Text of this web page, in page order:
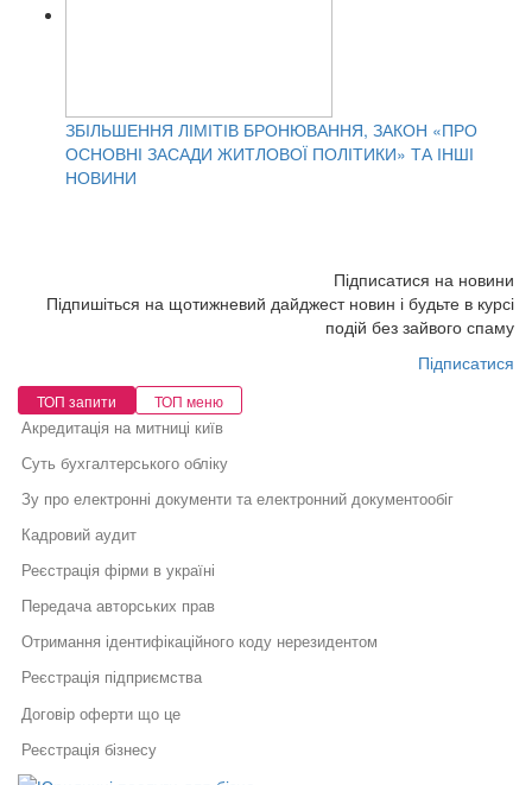
ЗБІЛЬШЕННЯ ЛІМІТІВ БРОНЮВАННЯ, ЗАКОН «ПРО
ОСНОВНІ ЗАСАДИ ЖИТЛОВОЇ ПОЛІТИКИ» ТА ІНШІ
НОВИНИ
Підписатися на новини
Підпишіться на щотижневий дайджест новин і будьте в курсі
подій без зайвого спаму
Підписатися
ТОП запити ТОП меню
Акредитація на митниці київ
Суть бухгалтерського обліку
Зу про електронні документи та електронний документообіг
Кадровий аудит
Реєстрація фірми в україні
Передача авторських прав
Отримання ідентифікаційного коду нерезидентом
Реєстрація підприємства
Договір оферти що це
Реєстрація бізнесу